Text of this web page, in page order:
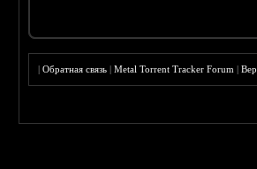
|Обратная связь |Metal Torrent Tracker Forum |